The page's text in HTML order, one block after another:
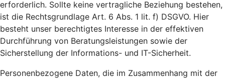
erforderlich. Sollte keine vertragliche Beziehung bestehen,
ist die Rechtsgrundlage Art. 6 Abs. 1 lit. f) DSGVO. Hier
besteht unser berechtigtes Interesse in der effektiven
Durchführung von Beratungsleistungen sowie der
Sicherstellung der Informations- und IT-Sicherheit.
Personenbezogene Daten, die im Zusammenhang mit der